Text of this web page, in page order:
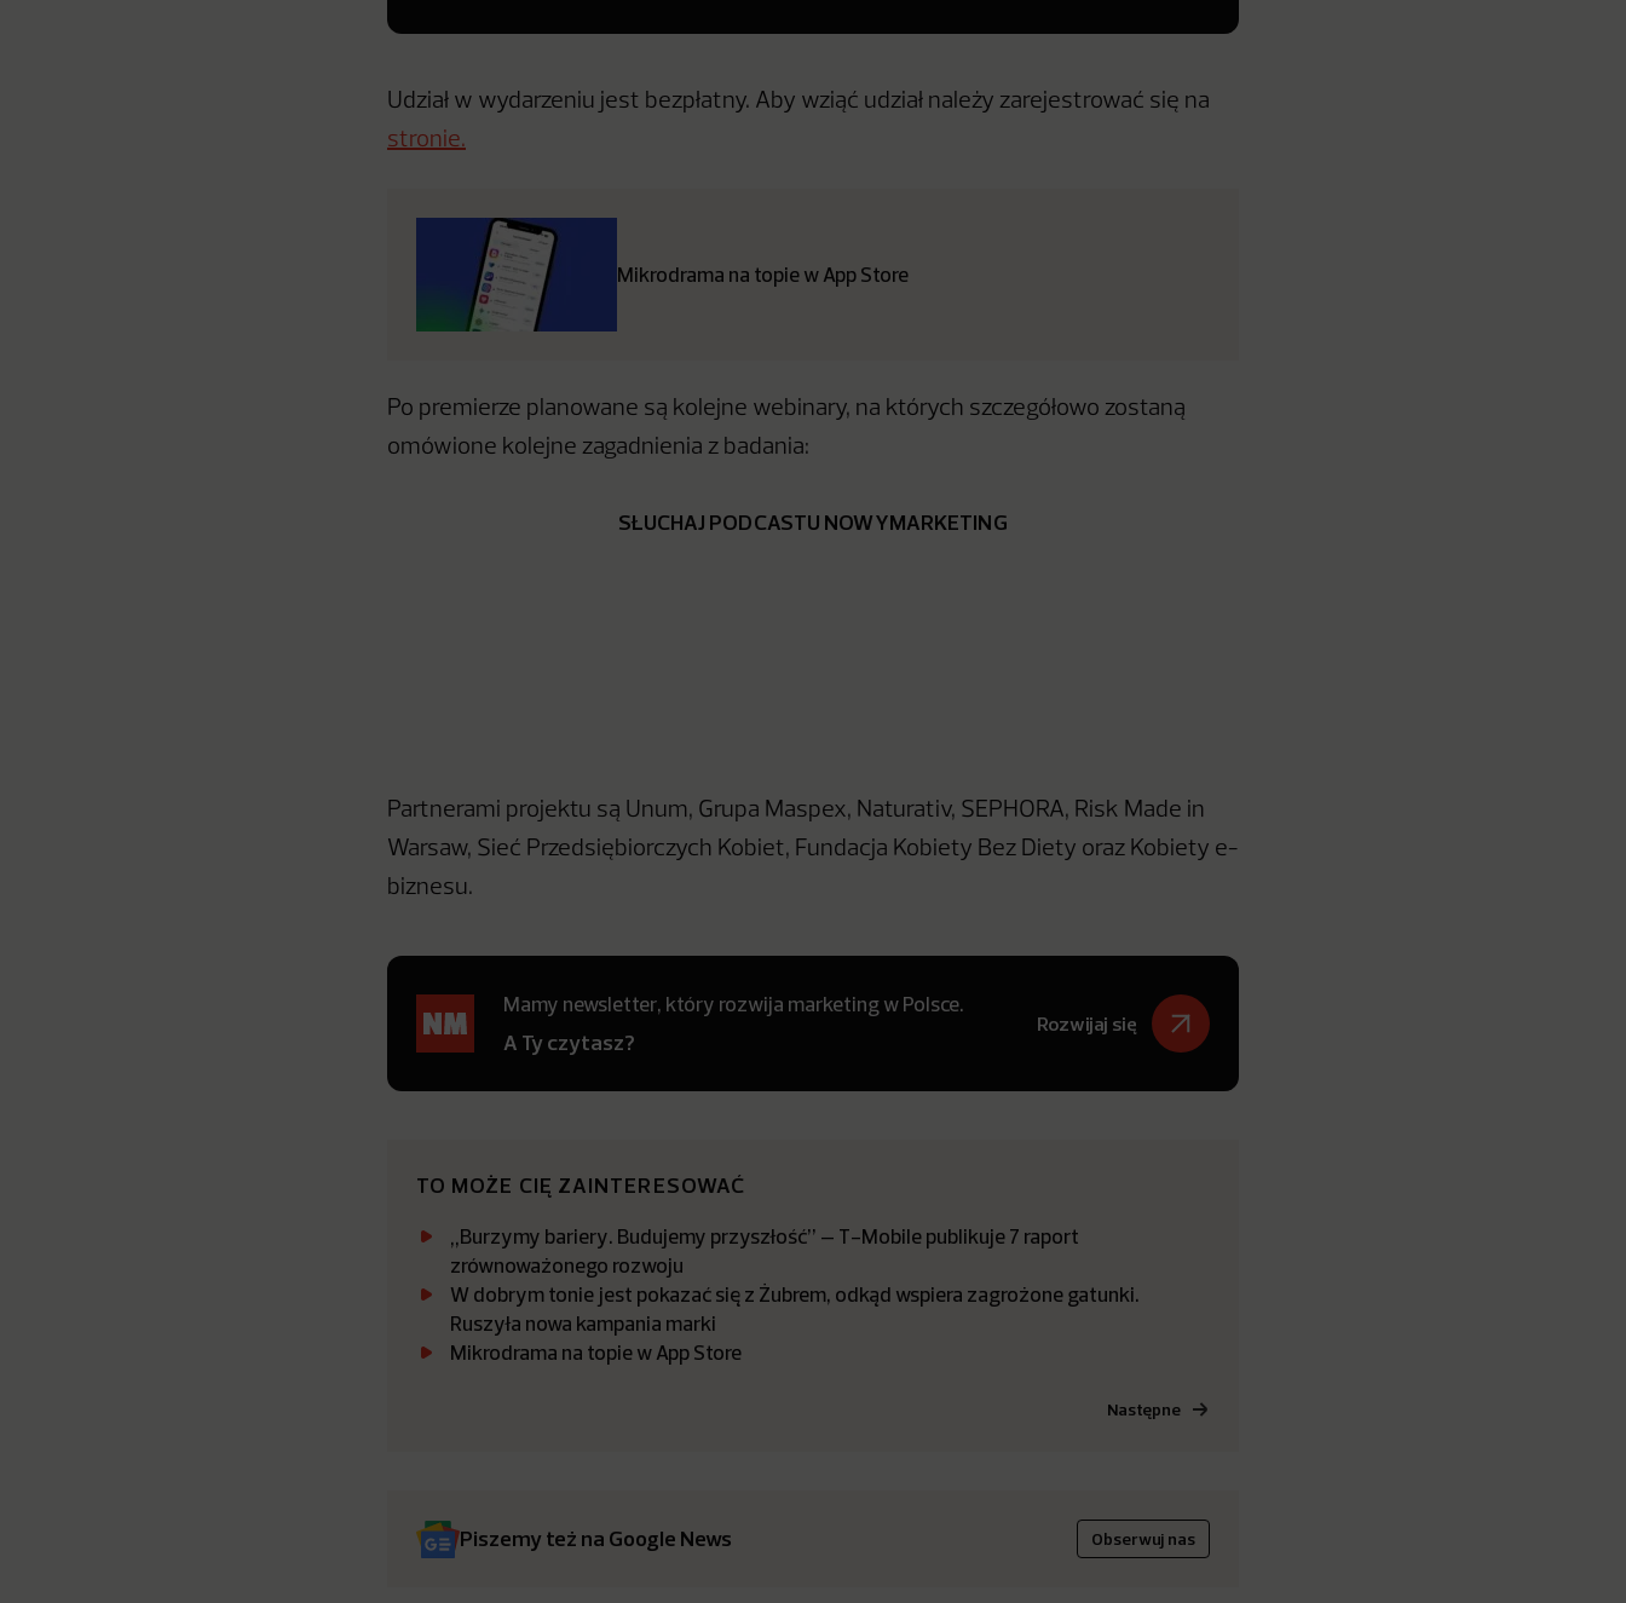
Udział w wydarzeniu jest bezpłatny. Aby wziąć udział należy zarejestrować się na
stronie.
Mikrodrama na topie w App Store
Po premierze planowane są kolejne webinary, na których szczegółowo zostaną
omówione kolejne zagadnienia z badania:
SŁUCHAJ PODCASTU NOWYMARKETING
Partnerami projektu są Unum, Grupa Maspex, Naturativ, SEPHORA, Risk Made in
Warsaw, Sieć Przedsiębiorczych Kobiet, Fundacja Kobiety Bez Diety oraz Kobiety e-
biznesu.
Mamy newsletter, który rozwija marketing w Polsce.
A Ty czytasz?
Rozwijaj się
TO MOŻE CIĘ ZAINTERESOWAĆ
„Burzymy bariery. Budujemy przyszłość” – T-Mobile publikuje 7 raport
zrównoważonego rozwoju
W dobrym tonie jest pokazać się z Żubrem, odkąd wspiera zagrożone gatunki.
Ruszyła nowa kampania marki
Mikrodrama na topie w App Store
Następne
Piszemy też na Google News Obserwuj nas